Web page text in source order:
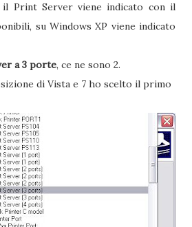
Print Server viene indicato con il
su Windows XP viene indicato
a 3 porte, ce ne sono 2.
di Vista e 7 ho scelto il primo